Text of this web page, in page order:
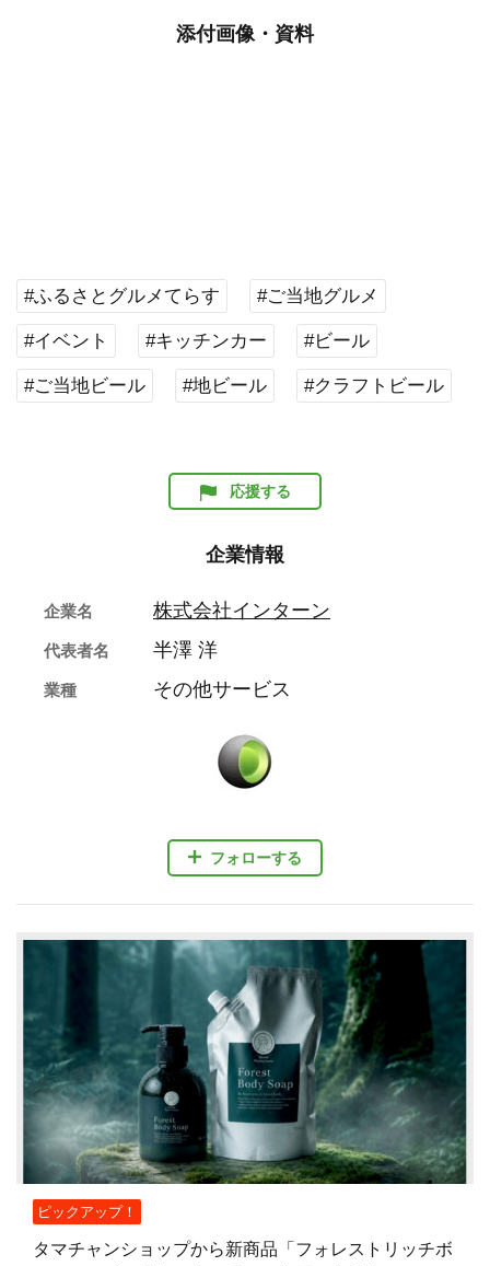
添付画像・資料
#ふるさとグルメてらす #ご当地グルメ
#イベント #キッチンカー #ビール
#ご当地ビール #地ビール #クラフトビール
応援する
企業情報
フォローする
企業名 株式会社インターン
代表者名 半澤 洋
業種 その他サービス
ピックアップ！
タマチャンショップから新商品「フォレストリッチボ